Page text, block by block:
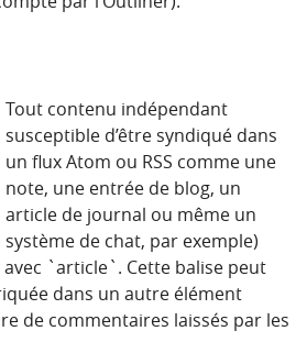
Tout contenu indépendant
susceptible d’être syndiqué dans
un flux Atom ou RSS comme une
note, une entrée de blog, un
article de journal ou même un
de chat, par exemple)
`article`. Cette balise peut
dans un autre élément
de commentaires laissés par les